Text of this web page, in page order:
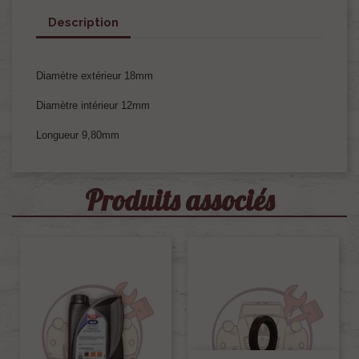
Description
Diamètre extérieur 18mm
Diamètre intérieur 12mm
Longueur 9,80mm
Produits associés